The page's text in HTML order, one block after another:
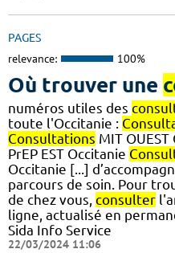
PAGES
relevance: 100%
Où trouver une
numéros utiles des
toute l'Occitanie :
Consultations MIT
PrEP EST Occitanie
Occitanie [...]
parcours de soin. Pour
de chez vous, consulter
ligne, actualisé en
Sida Info Service
22/03/2024 11:06